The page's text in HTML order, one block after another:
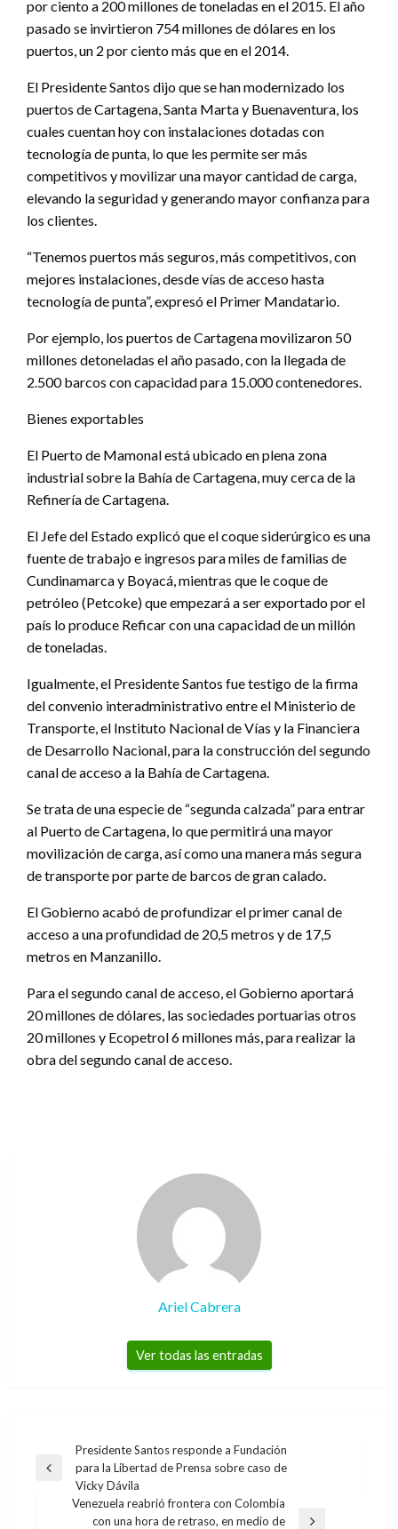
por ciento a 200 millones de toneladas en el 2015. El año
pasado se invirtieron 754 millones de dólares en los
puertos, un 2 por ciento más que en el 2014.
El Presidente Santos dijo que se han modernizado los
puertos de Cartagena, Santa Marta y Buenaventura, los
cuales cuentan hoy con instalaciones dotadas con
tecnología de punta, lo que les permite ser más
competitivos y movilizar una mayor cantidad de carga,
elevando la seguridad y generando mayor confianza para
los clientes.
“Tenemos puertos más seguros, más competitivos, con
mejores instalaciones, desde vías de acceso hasta
tecnología de punta”, expresó el Primer Mandatario.
Por ejemplo, los puertos de Cartagena movilizaron 50
millones detoneladas el año pasado, con la llegada de
2.500 barcos con capacidad para 15.000 contenedores.
Bienes exportables
El Puerto de Mamonal está ubicado en plena zona
industrial sobre la Bahía de Cartagena, muy cerca de la
Refinería de Cartagena.
El Jefe del Estado explicó que el coque siderúrgico es una
fuente de trabajo e ingresos para miles de familias de
Cundinamarca y Boyacá, mientras que le coque de
petróleo (Petcoke) que empezará a ser exportado por el
país lo produce Reficar con una capacidad de un millón
de toneladas.
Igualmente, el Presidente Santos fue testigo de la firma
del convenio interadministrativo entre el Ministerio de
Transporte, el Instituto Nacional de Vías y la Financiera
de Desarrollo Nacional, para la construcción del segundo
canal de acceso a la Bahía de Cartagena.
Se trata de una especie de “segunda calzada” para entrar
al Puerto de Cartagena, lo que permitirá una mayor
movilización de carga, así como una manera más segura
de transporte por parte de barcos de gran calado.
El Gobierno acabó de profundizar el primer canal de
acceso a una profundidad de 20,5 metros y de 17,5
metros en Manzanillo.
Para el segundo canal de acceso, el Gobierno aportará
20 millones de dólares, las sociedades portuarias otros
20 millones y Ecopetrol 6 millones más, para realizar la
obra del segundo canal de acceso.
Ariel Cabrera
Ver todas las entradas
Navegación
de
entradas
Entrada
Presidente Santos responde a Fundación
para la Libertad de Prensa sobre caso de
Vicky Dávila
Venezuela reabrió frontera con Colombia
con una hora de retraso, en medio de